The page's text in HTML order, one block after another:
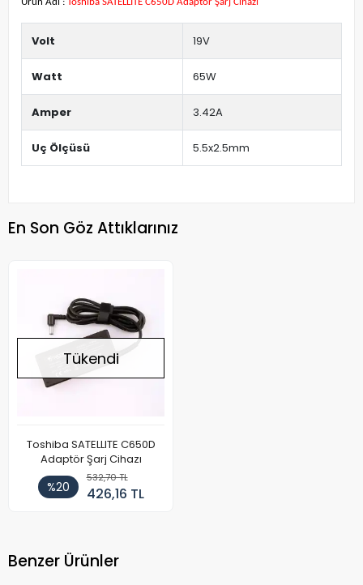
Ürün Adı : Toshiba SATELLITE C650D Adaptör Şarj Cihazı
Volt 19V
Watt 65W
Amper 3.42A
Uç Ölçüsü 5.5x2.5mm
En Son Göz Attıklarınız
Tükendi
Toshiba SATELLITE C650D
Adaptör Şarj Cihazı
%20
532,70 TL
426,16 TL
Benzer Ürünler